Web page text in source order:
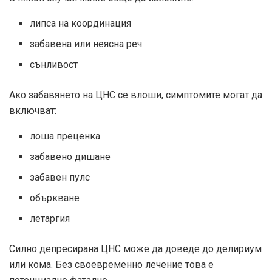
липса на координация
забавена или неясна реч
сънливост
Ако забавянето на ЦНС се влоши, симптомите могат да
включват:
лоша преценка
забавено дишане
забавен пулс
объркване
летаргия
Силно депресирана ЦНС може да доведе до делириум
или кома. Без своевременно лечение това е